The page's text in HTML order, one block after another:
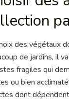
des végétaux
de jardins, il
fragiles qui
ou bien
dont